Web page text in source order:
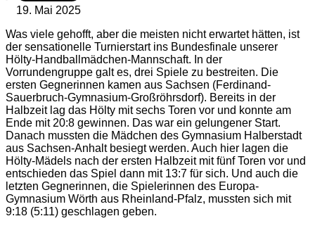
19. Mai 2025
Was viele gehofft, aber die meisten nicht erwartet hätten, ist
der sensationelle Turnierstart ins Bundesfinale unserer
Hölty-Handballmädchen-Mannschaft. In der
Vorrundengruppe galt es, drei Spiele zu bestreiten. Die
ersten Gegnerinnen kamen aus Sachsen (Ferdinand-
Sauerbruch-Gymnasium-Großröhrsdorf). Bereits in der
Halbzeit lag das Hölty mit sechs Toren vor und konnte am
Ende mit 20:8 gewinnen. Das war ein gelungener Start.
Danach mussten die Mädchen des Gymnasium Halberstadt
aus Sachsen-Anhalt besiegt werden. Auch hier lagen die
Hölty-Mädels nach der ersten Halbzeit mit fünf Toren vor und
entschieden das Spiel dann mit 13:7 für sich. Und auch die
letzten Gegnerinnen, die Spielerinnen des Europa-
Gymnasium Wörth aus Rheinland-Pfalz, mussten sich mit
9:18 (5:11) geschlagen geben.